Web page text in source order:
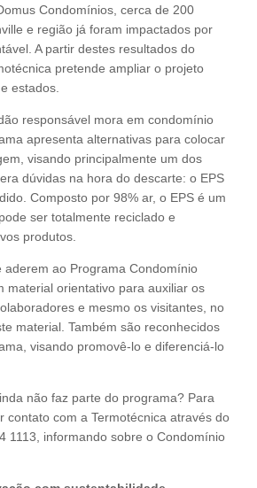
Condomínios, cerca de 200
e região já foram impactados por
A partir destes resultados do
pretende ampliar o projeto
estados.
responsável mora em condomínio
apresenta alternativas para colocar
visando principalmente um dos
dúvidas na hora do descarte: o EPS
Composto por 98% ar, o EPS é um
ser totalmente reciclado e
produtos.
aderem ao Programa Condomínio
material orientativo para auxiliar os
e mesmo os visitantes, no
material. Também são reconhecidos
visando promovê-lo e diferenciá-lo
não faz parte do programa? Para
contato com a Termotécnica através do
1113, informando sobre o Condomínio